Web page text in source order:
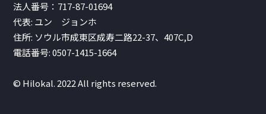
法人番号：717-87-01694
代表: ユン ジョンホ
住所: ソウル市成東区成寿二路22-37、407C,D
電話番号: 0507-1415-1664
© Hilokal. 2022 All rights reserved.